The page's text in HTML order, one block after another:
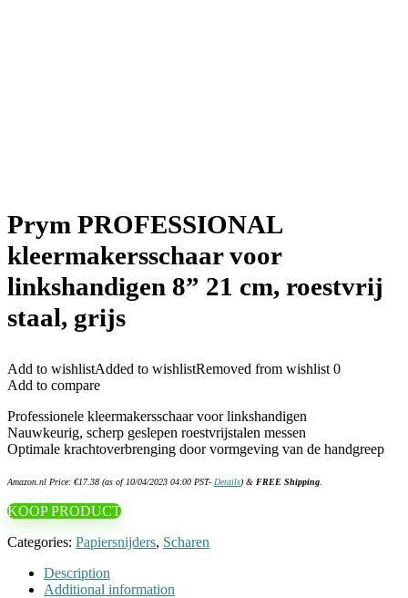
Prym PROFESSIONAL
kleermakersschaar voor
linkshandigen 8” 21 cm, roestvrij
staal, grijs
Add to wishlistAdded to wishlistRemoved from wishlist 0
Add to compare
Professionele kleermakersschaar voor linkshandigen
Nauwkeurig, scherp geslepen roestvrijstalen messen
Optimale krachtoverbrenging door vormgeving van de handgreep
Amazon.nl Price: €17.38 (as of 10/04/2023 04:00 PST- Details) & FREE Shipping
KOOP PRODUCT
Categories: Papiersnijders, Scharen
Description
Additional information